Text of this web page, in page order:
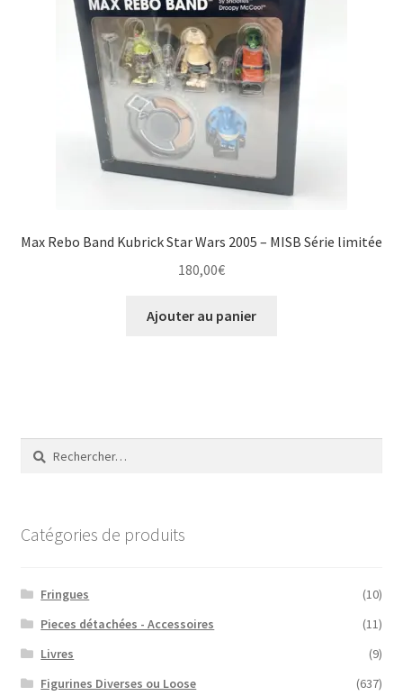
Max Rebo Band Kubrick Star Wars 2005 – MISB Série limitée
180,00€
Ajouter au panier
Rechercher :
Catégories de produits
Fringues
(10)
Pieces détachées - Accessoires
(11)
Livres
(9)
Figurines Diverses ou Loose
(637)